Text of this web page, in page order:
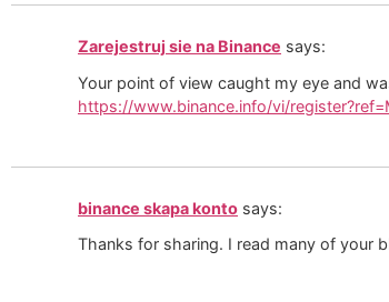
Zarejestruj sie na Binance says:
Your point of view caught my eye and
https://www.binance.info/vi/
binance skapa konto says:
Thanks for sharing. I read many of your